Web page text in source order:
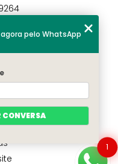
1
pelo WhatsApp
CONVERSA